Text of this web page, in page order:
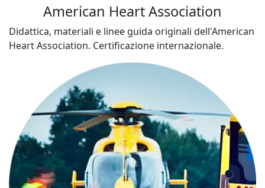
American Heart Association
Didattica, materiali e linee guida originali dell'American
Heart Association. Certificazione internazionale.